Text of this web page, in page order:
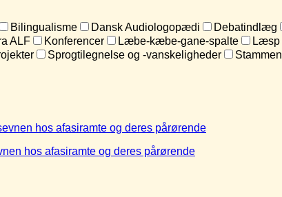
Bilingualisme Dansk Audiologopædi Debatindlæg
ALF Konferencer Læbe-kæbe-gane-spalte Læsp
Sprogtilegnelse og -vanskeligheder Stammen
hos afasiramte og deres pårørende